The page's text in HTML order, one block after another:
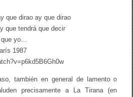
que dirao ay que dirao
que tendrá que decir
que yo…
1987
también en general de lamento o
precisamente a La Tirana (en